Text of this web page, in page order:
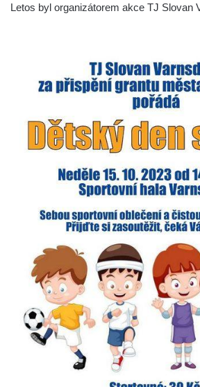
Letos byl organizátorem akce TJ Slovan